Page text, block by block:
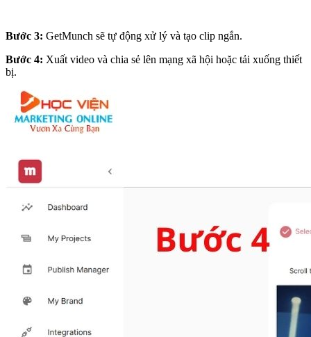
Bước 3: GetMunch sẽ tự động xử lý và tạo clip ngắn.
Bước 4: Xuất video và chia sẻ lên mạng xã hội hoặc tải xuống thiết
bị.